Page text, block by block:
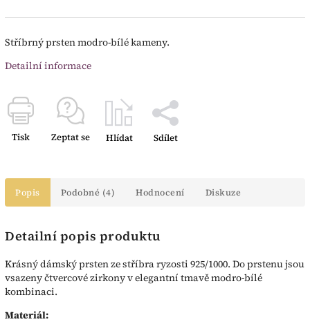
Stříbrný prsten modro-bílé kameny.
Detailní informace
Tisk Zeptat se Hlídat Sdílet
Popis Podobné (4) Hodnocení Diskuze
Detailní popis produktu
Krásný dámský prsten ze stříbra ryzosti 925/1000. Do prstenu jsou
vsazeny čtvercové zirkony v elegantní tmavě modro-bílé
kombinaci.
Materiál: